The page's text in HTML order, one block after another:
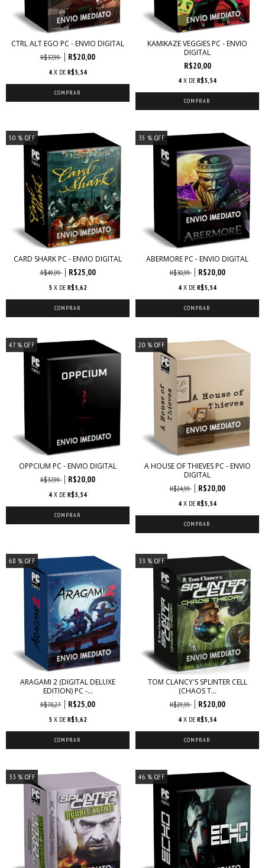
CTRL ALT EGO PC - ENVIO DIGITAL
R$37,99 R$20,00
4 X DE R$5,54
KAMIKAZE VEGGIES PC - ENVIO
DIGITAL
R$20,00
4 X DE R$5,54
50 % OFF
CARD SHARK PC - ENVIO DIGITAL
R$49,99 R$25,00
5 X DE R$5,62
35 % OFF
ABERMORE PC - ENVIO DIGITAL
R$30,99 R$20,00
4 X DE R$5,54
47% OFF
OPPCIUM PC - ENVIO DIGITAL
R$37,99 R$20,00
4 X DE R$5,54
20 % OFF
A HOUSE OF THIEVES PC - ENVIO
DIGITAL
R$24,99 R$20,00
4 X DE R$5,54
68 % OFF
ARAGAMI 2 (DIGITAL DELUXE
EDITION) PC -...
R$78,27 R$25,00
5 X DE R$5,62
33 % OFF
TOM CLANCY'S SPLINTER CELL
(CHAOS T...
R$29,99 R$20,00
4 X DE R$5,54
33 % OFF 46 % OFF